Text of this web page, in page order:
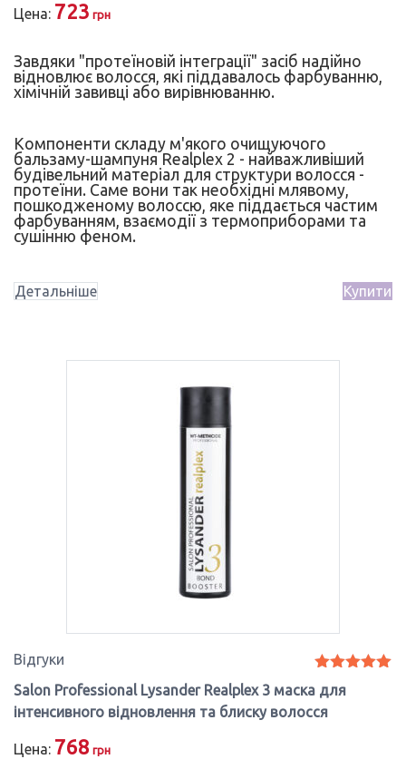
Цена: 723 грн
Завдяки "протеїновій інтеграції" засіб надійно
відновлює волосся, які піддавалось фарбуванню,
хімічній завивці або вирівнюванню.
Компоненти складу м'якого очищуючого
бальзаму-шампуня Realplex 2 - найважливіший
будівельний матеріал для структури волосся -
протеїни. Саме вони так необхідні млявому,
пошкодженому волоссю, яке піддається частим
фарбуванням, взаємодії з термоприборами та
сушінню феном.
Детальніше Купити
Відгуки
5.00з 5
Salon Professional Lysander Realplex 3 маска для
інтенсивного відновлення та блиску волосся
Цена: 768 грн